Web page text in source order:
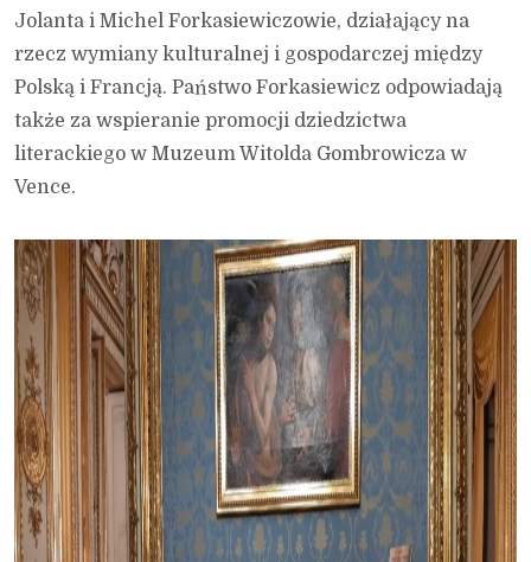
Jolanta i Michel Forkasiewiczowie, działający na
rzecz wymiany kulturalnej i gospodarczej między
Polską i Francją. Państwo Forkasiewicz odpowiadają
także za wspieranie promocji dziedzictwa
literackiego w Muzeum Witolda Gombrowicza w
Vence.